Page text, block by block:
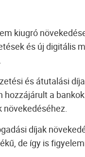
kiugró
és új digitális
és átutalási
hozzájárult a
növekedéséhez.
díjak
de így is